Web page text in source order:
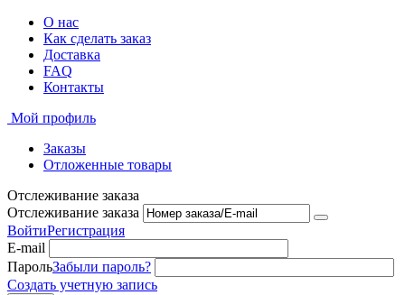
О нас
Как сделать заказ
Доставка
FAQ
Контакты
Мой профиль
Заказы
Отложенные товары
Отслеживание заказа
Отслеживание заказа
ВойтиРегистрация
E-mail
ПарольЗабыли пароль?
Создать учетную запись